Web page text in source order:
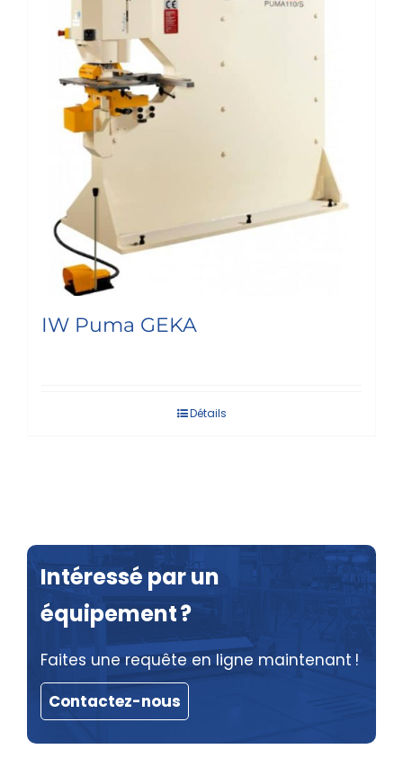
IW Puma GEKA
Détails
Intéressé par un
équipement ?
Faites une requête en ligne maintenant !
Contactez-nous